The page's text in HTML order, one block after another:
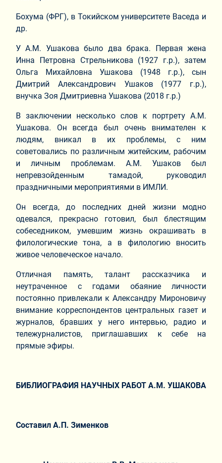
Бохума (ФРГ), в Токийском университете Васеда и
др.
У А.М. Ушакова было два брака. Первая жена
Инна Петровна Стрельникова (1927 г.р.), затем
Ольга Михайловна Ушакова (1948 г.р.), сын
Дмитрий Александрович Ушаков (1977 г.р.),
внучка Зоя Дмитриевна Ушакова (2018 г.р.)
В заключении несколько слов к портрету А.М.
Ушакова. Он всегда был очень внимателен к
людям, вникал в их проблемы, с ним
советовались по различным житейским, рабочим
и личным проблемам. А.М. Ушаков был
непревзойденным тамадой, руководил
праздничными мероприятиями в ИМЛИ.
Он всегда, до последних дней жизни модно
одевался, прекрасно готовил, был блестящим
собеседником, умевшим жизнь окрашивать в
филологические тона, а в филологию вносить
живое человеческое начало.
Отличная память, талант рассказчика и
неутраченное с годами обаяние личности
постоянно привлекали к Александру Мироновичу
внимание корреспондентов центральных газет и
журналов, бравших у него интервью, радио и
тележурналистов, приглашавших к себе на
прямые эфиры.
БИБЛИОГРАФИЯ НАУЧНЫХ РАБОТ А.М. УШАКОВА
Составил А.П. Зименков